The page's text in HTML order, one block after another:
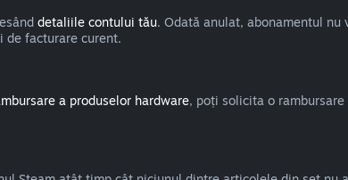
detaliile contului tău. Odată anulat, abonamentul
de facturare curent.
a produselor hardware, poți solicita o